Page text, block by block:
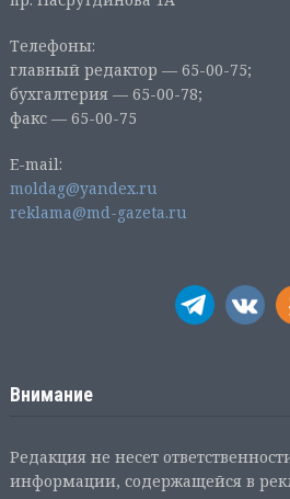
Телефоны:
главный редактор — 65-00-75;
бухгалтерия — 65-00-78;
факс — 65-00-75
E-mail:
moldag@yandex.ru
reklama@md-gazeta.ru
Внимание
Редакция не несет
информации, содержащейся в